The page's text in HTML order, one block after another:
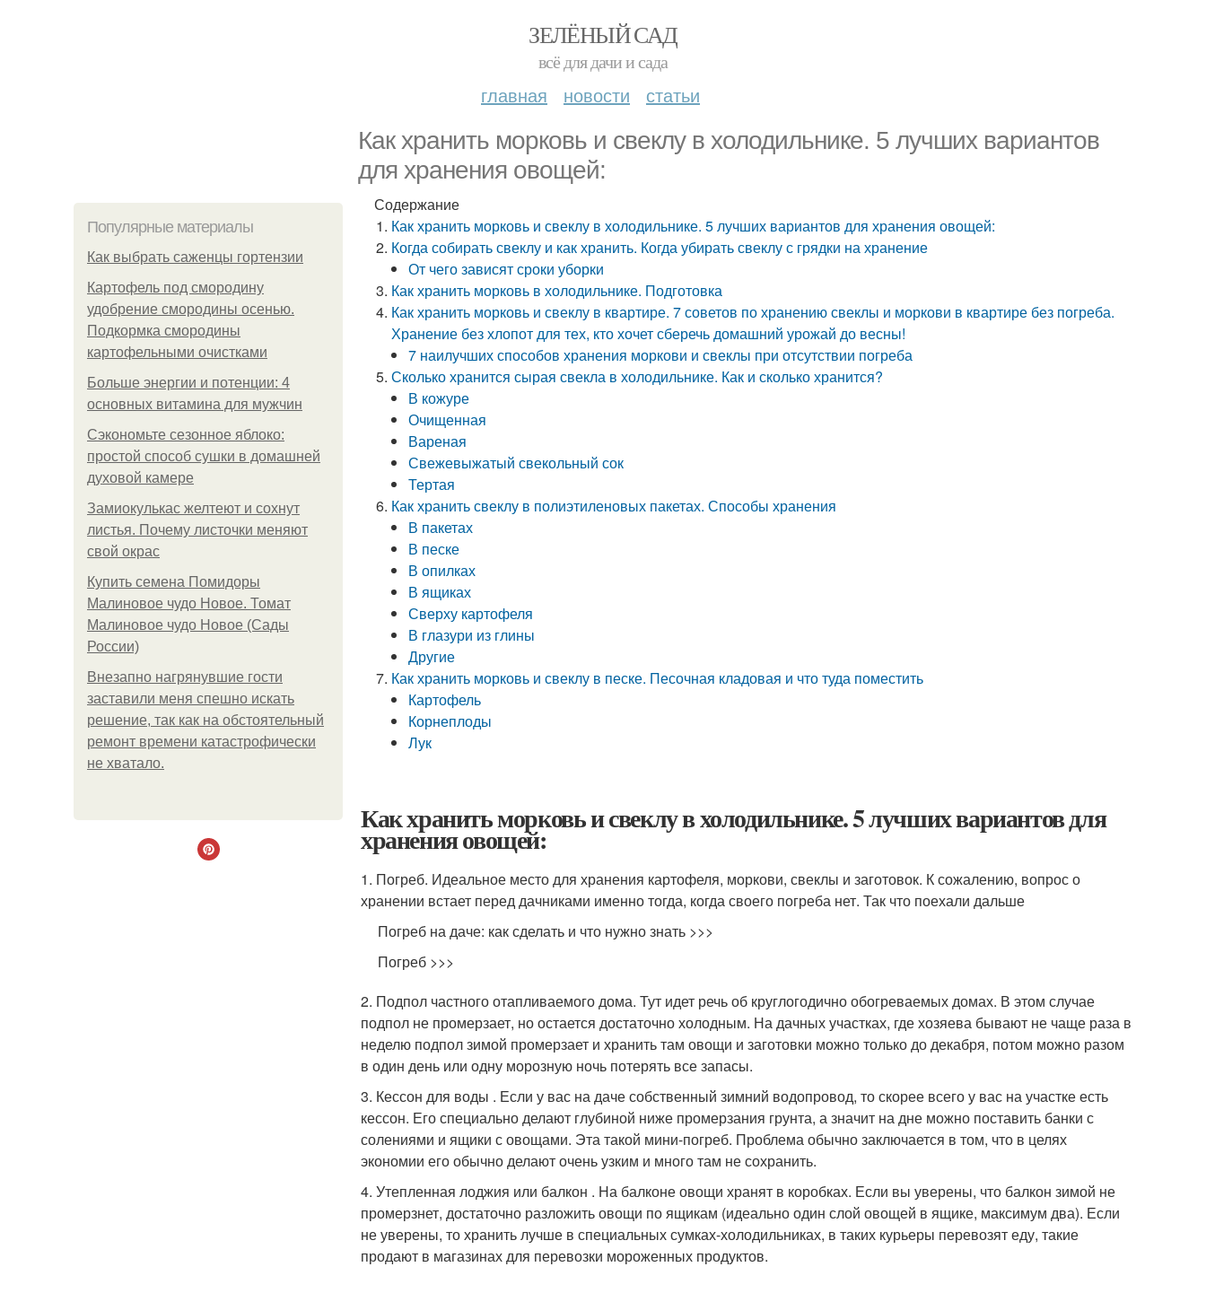
ЗЕЛЁНЫЙ САД
всё для дачи и сада
главная новости статьи
Как хранить морковь и свеклу в холодильнике. 5 лучших вариантов
для хранения овощей:
Популярные материалы
Как выбрать саженцы гортензии
Картофель под смородину
удобрение смородины осенью.
Подкормка смородины
картофельными очистками
Больше энергии и потенции: 4
основных витамина для мужчин
Сэкономьте сезонное яблоко:
простой способ сушки в домашней
духовой камере
Замиокулькас желтеют и сохнут
листья. Почему листочки меняют
свой окрас
Купить семена Помидоры
Малиновое чудо Новое. Томат
Малиновое чудо Новое (Сады
России)
Внезапно нагрянувшие гости
заставили меня спешно искать
решение, так как на обстоятельный
ремонт времени катастрофически
не хватало.
Содержание
Как хранить морковь и свеклу в холодильнике. 5 лучших вариантов для хранения овощей:
Когда собирать свеклу и как хранить. Когда убирать свеклу с грядки на хранение
От чего зависят сроки уборки
Как хранить морковь в холодильнике. Подготовка
Как хранить морковь и свеклу в квартире. 7 советов по хранению свеклы и моркови в квартире без погреба.
Хранение без хлопот для тех, кто хочет сберечь домашний урожай до весны!
7 наилучших способов хранения моркови и свеклы при отсутствии погреба
Сколько хранится сырая свекла в холодильнике. Как и сколько хранится?
В кожуре
Очищенная
Вареная
Свежевыжатый свекольный сок
Тертая
Как хранить свеклу в полиэтиленовых пакетах. Способы хранения
В пакетах
В песке
В опилках
В ящиках
Сверху картофеля
В глазури из глины
Другие
Как хранить морковь и свеклу в песке. Песочная кладовая и что туда поместить
Картофель
Корнеплоды
Лук
Как хранить морковь и свеклу в холодильнике. 5 лучших вариантов для
хранения овощей:
1. Погреб. Идеальное место для хранения картофеля, моркови, свеклы и заготовок. К сожалению, вопрос о
хранении встает перед дачниками именно тогда, когда своего погреба нет. Так что поехали дальше
Погреб на даче: как сделать и что нужно знать >>>
Погреб >>>
2. Подпол частного отапливаемого дома. Тут идет речь об круглогодично обогреваемых домах. В этом случае
подпол не промерзает, но остается достаточно холодным. На дачных участках, где хозяева бывают не чаще раза в
неделю подпол зимой промерзает и хранить там овощи и заготовки можно только до декабря, потом можно разом
в один день или одну морозную ночь потерять все запасы.
3. Кессон для воды . Если у вас на даче собственный зимний водопровод, то скорее всего у вас на участке есть
кессон. Его специально делают глубиной ниже промерзания грунта, а значит на дне можно поставить банки с
солениями и ящики с овощами. Эта такой мини-погреб. Проблема обычно заключается в том, что в целях
экономии его обычно делают очень узким и много там не сохранить.
4. Утепленная лоджия или балкон . На балконе овощи хранят в коробках. Если вы уверены, что балкон зимой не
промерзнет, достаточно разложить овощи по ящикам (идеально один слой овощей в ящике, максимум два). Если
не уверены, то хранить лучше в специальных сумках-холодильниках, в таких курьеры перевозят еду, такие
продают в магазинах для перевозки мороженных продуктов.